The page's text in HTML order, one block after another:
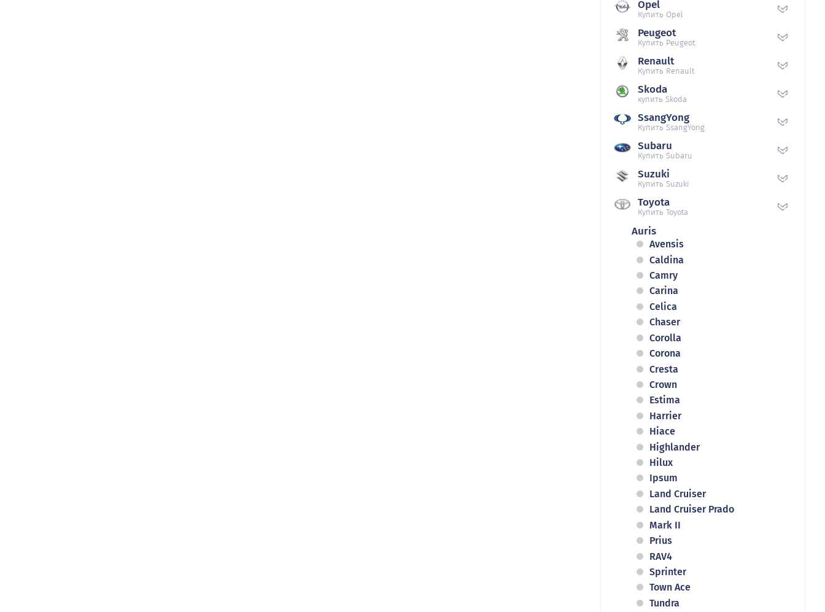
Opel
Купить Opel
Peugeot
Купить Peugeot
Renault
Купить Renault
Skoda
купить Skoda
SsangYong
Купить SsangYong
Subaru
Купить Subaru
Suzuki
Купить Suzuki
Toyota
Купить Toyota
Auris
Avensis
Caldina
Camry
Carina
Celica
Chaser
Corolla
Corona
Cresta
Crown
Estima
Harrier
Hiace
Highlander
Hilux
Ipsum
Land Cruiser
Land Cruiser Prado
Mark II
Prius
RAV4
Sprinter
Town Ace
Tundra